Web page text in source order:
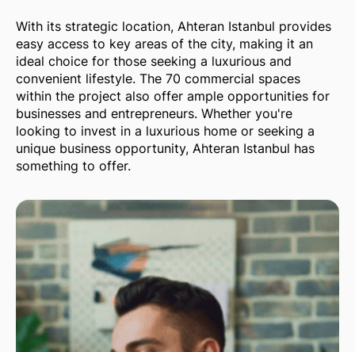
With its strategic location, Ahteran Istanbul provides
easy access to key areas of the city, making it an
ideal choice for those seeking a luxurious and
convenient lifestyle. The 70 commercial spaces
within the project also offer ample opportunities for
businesses and entrepreneurs. Whether you're
looking to invest in a luxurious home or seeking a
unique business opportunity, Ahteran Istanbul has
something to offer.